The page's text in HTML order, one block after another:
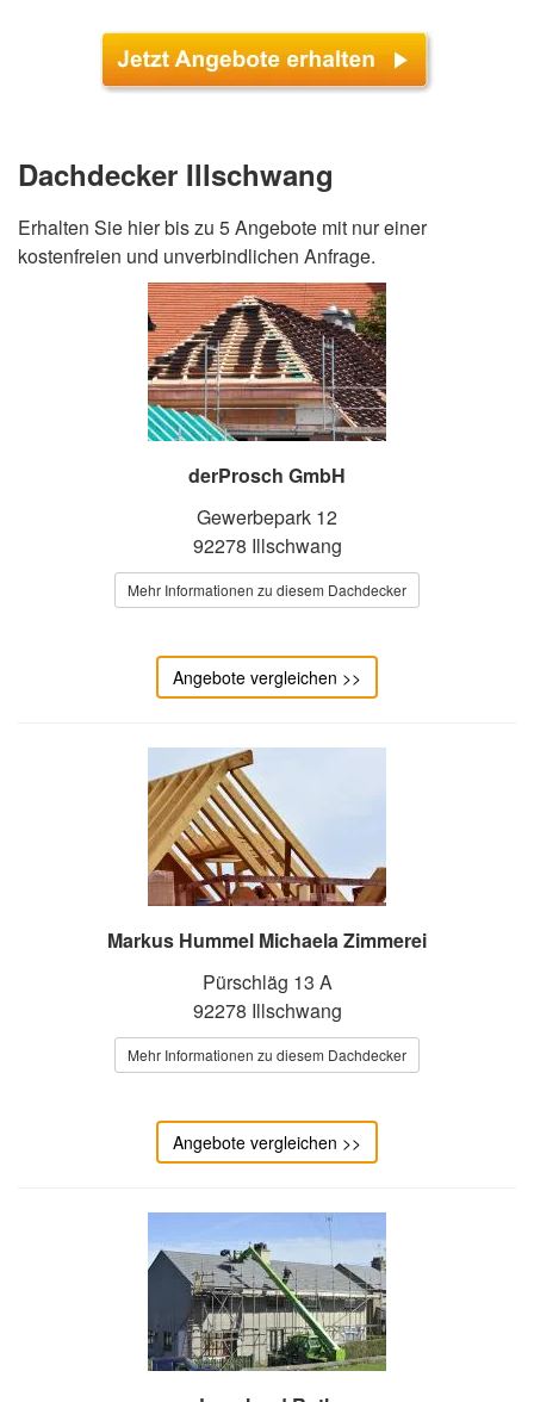
Dachdecker Illschwang
Erhalten Sie hier bis zu 5 Angebote mit nur einer
kostenfreien und unverbindlichen Anfrage.
derProsch GmbH
Gewerbepark 12
92278 Illschwang
Mehr Informationen zu diesem Dachdecker
Angebote vergleichen >>
Markus Hummel Michaela Zimmerei
Pürschläg 13 A
92278 Illschwang
Mehr Informationen zu diesem Dachdecker
Angebote vergleichen >>